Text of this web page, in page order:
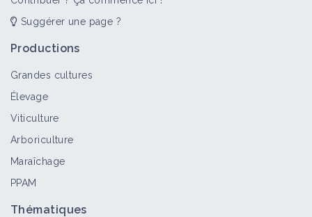
Suggérer une page ?
Productions
Grandes cultures
Élevage
Viticulture
Arboriculture
Maraîchage
PPAM
Thématiques